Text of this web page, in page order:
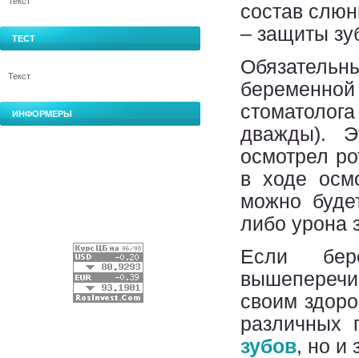
ТЕСТ
Текст
ИНФОРМЕРЫ
состав
– защиты
дважды).
осмотрел
в ходе
можно
либо урона
Если
своим
различных
зубов, но и